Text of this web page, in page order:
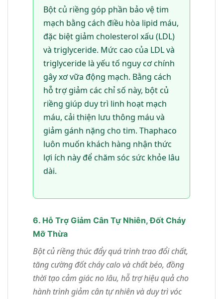
Bột củ riềng góp phần bảo vệ tim
mạch bằng cách điều hòa lipid máu,
đặc biệt giảm cholesterol xấu (LDL)
và triglyceride. Mức cao của LDL và
triglyceride là yếu tố nguy cơ chính
gây xơ vữa động mạch. Bằng cách
hỗ trợ giảm các chỉ số này, bột củ
riềng giúp duy trì linh hoạt mạch
máu, cải thiện lưu thông máu và
giảm gánh nặng cho tim. Thaphaco
luôn muốn khách hàng nhận thức
lợi ích này để chăm sóc sức khỏe lâu
dài.
6. Hỗ Trợ Giảm Cân Tự Nhiên, Đốt Cháy
Mỡ Thừa
Bột củ riềng thúc đẩy quá trình trao đổi chất,
tăng cường đốt cháy calo và chất béo, đồng
thời tạo cảm giác no lâu, hỗ trợ hiệu quả cho
hành trình giảm cân tự nhiên và duy trì vóc